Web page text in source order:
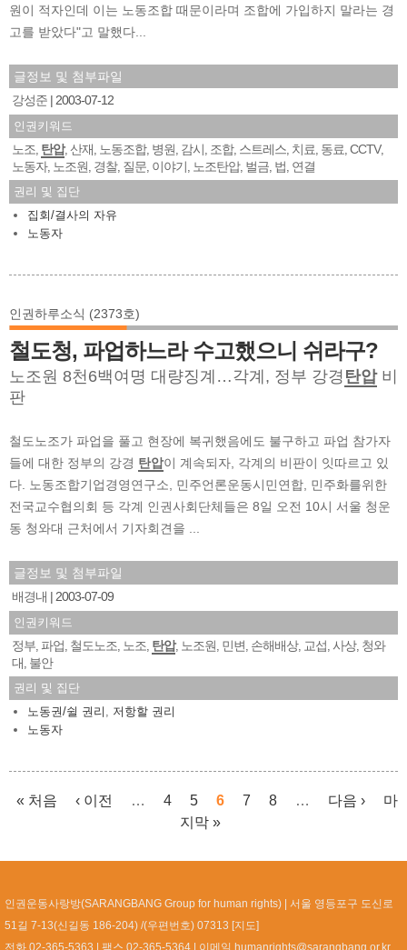
원이 적자인데 이는 노동조합 때문이라며 조합에 가입하지 말라는 경
고를 받았다"고 말했다...
글정보 및 첨부파일
강성준
2003-07-12
인권키워드
노조 탄압, 산재 노동조합, 병원 감시 조합, 스트레스 치료 동료 CCTV,
노동자, 노조원 경찰, 질문 이야기 노조탄압, 벌금 법 연결
권리 및 집단
집회/결사의 자유
노동자
인권하루소식 (2373호)
철도청, 파업하느라 수고했으니 쉬라구?
노조원 8천6백여명 대량징계…각계, 정부 강경 탄압비
판
철도노조가 파업을 풀고 현장에 복귀했음에도 불구하고 파업 참가자
들에 대한 정부의 강경 탄압이 계속되자, 각계의 비판이 잇따르고 있
다. 노동조합기업경영연구소, 민주언론운동시민연합, 민주화를위한
전국교수협의회 등 각계 인권사회단체들은 8일 오전 10시 서울 청운
동 청와대 근처에서 기자회견을 ...
글정보 및 첨부파일
배경내
2003-07-09
인권키워드
정부 파업 철도노조 노조 탄압, 노조원 민변 손해배상, 교섭 사상, 청와
대 불안
권리 및 집단
노동권/쉴 권리
저항할 권리
노동자
« 처음 ‹ 이전 … 4 5 6 7 8 … 다음 ›
마
지막 »
인권운동사랑방(SARANGBANG Group for human rights)
서울 영등포구 도신로
51길 7-13(신길동 186-204) /(우편번호) 07313 [지도]
전화 02-365-5363
팩스 02-365-5364 이메일 humanrights@sarangbang.or.kr